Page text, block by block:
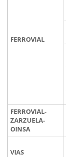
FERROVIAL
FERROVIAL-
ZARZUELA-
OINSA
VIAS